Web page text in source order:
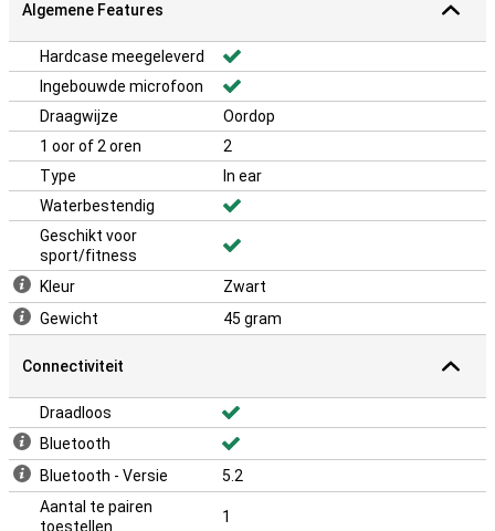
Algemene Features
Hardcase meegeleverd
Ingebouwde microfoon
Draagwijze
Oordop
1 oor of 2 oren
2
Type
In ear
Waterbestendig
Geschikt voor
sport/fitness
Kleur
Zwart
Gewicht
45 gram
Connectiviteit
Draadloos
Bluetooth
Bluetooth - Versie
5.2
Aantal te pairen
toestellen
1